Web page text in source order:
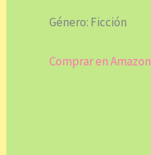
Género: Ficción
Comprar en Amazon